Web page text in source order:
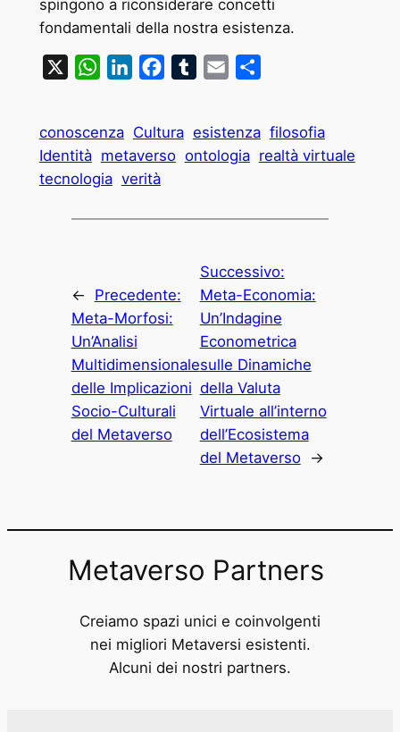
spingono a riconsiderare concetti
fondamentali della nostra esistenza.
WhatsAppLinkedInFacebookTumblrEmail
conoscenza Cultura esistenza filosofia
Identità metaverso ontologia realtà virtuale
tecnologia verità
←
Precedente:
Meta-Morfosi:
Un’Analisi
Multidimensionale
delle Implicazioni
Socio-Culturali
del Metaverso
Successivo:
Meta-Economia:
Un’Indagine
Econometrica
sulle Dinamiche
della Valuta
Virtuale all’interno
dell’Ecosistema
del Metaverso
→
Metaverso Partners
Creiamo spazi unici e coinvolgenti
nei migliori Metaversi esistenti.
Alcuni dei nostri partners.